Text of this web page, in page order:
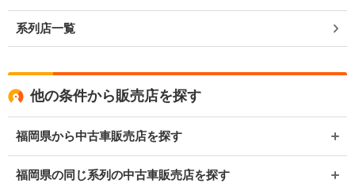
系列店一覧
他の条件から販売店を探す
福岡県から中古車販売店を探す
福岡県の同じ系列の中古車販売店を探す